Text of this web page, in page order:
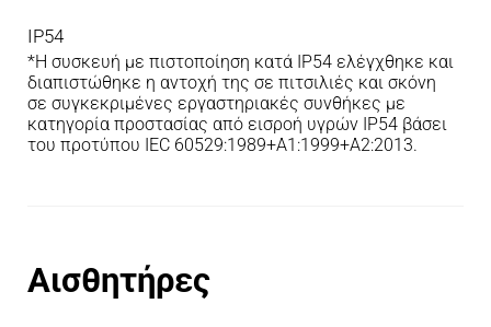
IP54
*Η συσκευή με πιστοποίηση κατά IP54 ελέγχθηκε και
διαπιστώθηκε η αντοχή της σε πιτσιλιές και σκόνη
σε συγκεκριμένες εργαστηριακές συνθήκες με
κατηγορία προστασίας από εισροή υγρών IP54 βάσει
του προτύπου IEC 60529:1989+A1:1999+A2:2013.
Αισθητήρες